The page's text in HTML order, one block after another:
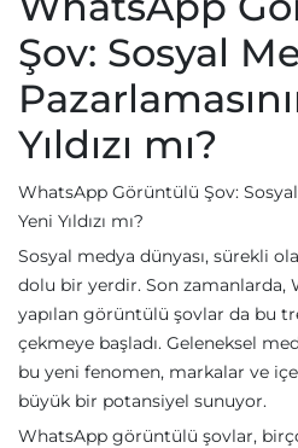
Şov: Sosyal
Yıldızı mı?
WhatsApp Görüntülü Şov: Sosyal
Yeni Yıldızı mı?
Sosyal medya dünyası, sürekli
dolu bir yerdir. Son zamanlarda,
yapılan görüntülü şovlar da bu
çekmeye başladı. Geleneksel
bu yeni fenomen, markalar ve
büyük bir potansiyel sunuyor.
WhatsApp görüntülü şovlar,